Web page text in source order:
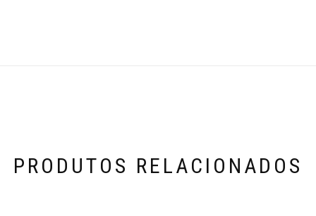
PRODUTOS RELACIONADOS